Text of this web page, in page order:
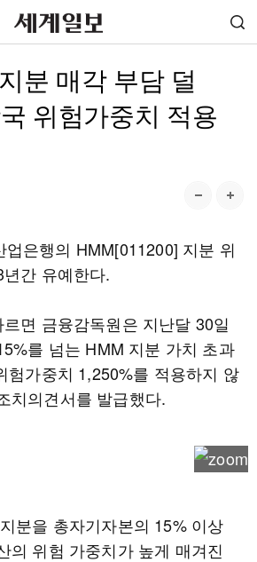
분 매각 부담 덜
위험가중치 적용
업은행의 HMM[011200] 지분 위
간 유예한다.
면 금융감독원은 지난달 30일
를 넘는 HMM 지분 가치 초과
험가중치 1,250%를 적용하지 않
치의견서를 발급했다.
분을 총자기자본의 15% 이상
의 위험 가중치가 높게 매겨진